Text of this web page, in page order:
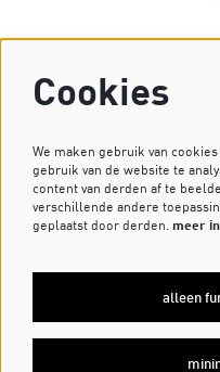
Heb je vragen? Stuur dan een
MELD JE AAN
Cookies
We maken gebruik van
gebruik van de website te
content van derden af te
verschillende andere
geplaatst door derden. meer
alleen